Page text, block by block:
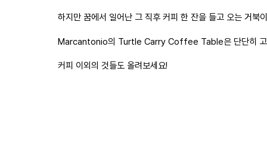
하지만 꿈에서 일어난 그 직후 커피 한 잔을 들고 오는 거북
Marcantonio의 Turtle Carry Coffee Table은 단단히 고
커피 이외의 것들도 올려보세요!